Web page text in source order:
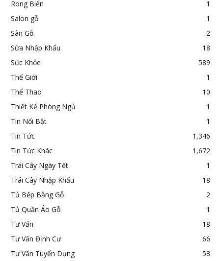
Rong Biển
1
Salon gỗ
1
Sàn Gỗ
2
Sữa Nhập Khẩu
18
Sức Khỏe
589
Thế Giới
1
Thể Thao
10
Thiết Kế Phòng Ngủ
1
Tin Nổi Bật
1
Tin Tức
1,346
Tin Tức Khác
1,672
Trái Cây Ngày Tết
1
Trái Cây Nhập Khẩu
18
Tủ Bếp Bằng Gỗ
2
Tủ Quần Áo Gỗ
1
Tư Vấn
18
Tư Vấn Định Cư
66
Tư Vấn Tuyển Dụng
58